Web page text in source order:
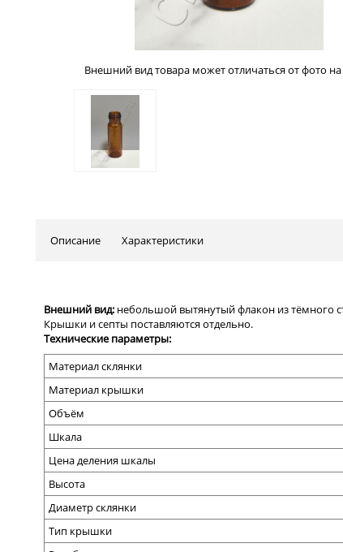
Внешний вид товара может отличаться от фото на
Описание Характеристики
Внешний вид: небольшой вытянутый флакон из тёмного
Крышки и септы поставляются отдельно.
Технические параметры:
Материал склянки
Материал крышки
Объём
Шкала
Цена деления шкалы
Высота
Диаметр склянки
Тип крышки